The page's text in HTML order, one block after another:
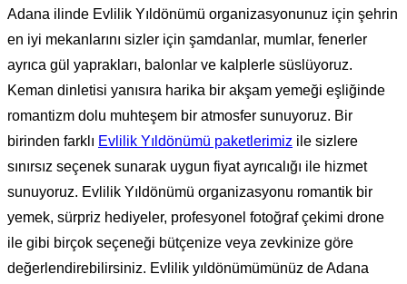
Adana ilinde Evlilik Yıldönümü organizasyonunuz için şehrin
en iyi mekanlarını sizler için şamdanlar, mumlar, fenerler
ayrıca gül yaprakları, balonlar ve kalplerle süslüyoruz.
Keman dinletisi yanısıra harika bir akşam yemeği eşliğinde
romantizm dolu muhteşem bir atmosfer sunuyoruz. Bir
birinden farklı Evlilik Yıldönümü paketlerimiz ile sizlere
sınırsız seçenek sunarak uygun fiyat ayrıcalığı ile hizmet
sunuyoruz. Evlilik Yıldönümü organizasyonu romantik bir
yemek, sürpriz hediyeler, profesyonel fotoğraf çekimi drone
ile gibi birçok seçeneği bütçenize veya zevkinize göre
değerlendirebilirsiniz. Evlilik yıldönümümünüz de Adana